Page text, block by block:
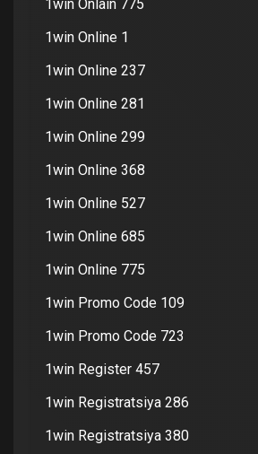
1win Onlain 775
1win Online 1
1win Online 237
1win Online 281
1win Online 299
1win Online 368
1win Online 527
1win Online 685
1win Online 775
1win Promo Code 109
1win Promo Code 723
1win Register 457
1win Registratsiya 286
1win Registratsiya 380